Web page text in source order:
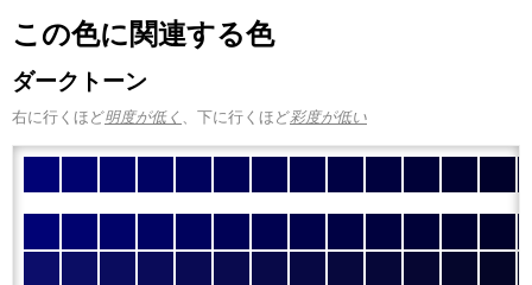
この色に関連する色
ダークトーン
右に行くほど明度が低く 、下に行くほど彩度が低い